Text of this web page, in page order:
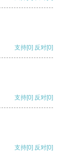
支持[0] 反对[0]
支持[0] 反对[0]
支持[0] 反对[0]